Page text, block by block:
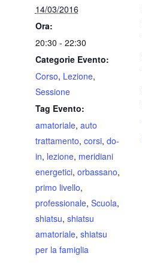
14/03/2016
Ora:
20:30 - 22:30
Categorie Evento:
Corso, Lezione,
Sessione
Tag Evento:
amatoriale, auto
trattamento, corsi, do-
in, lezione, meridiani
energetici, orbassano,
primo livello,
professionale, Scuola,
shiatsu, shiatsu
amatoriale, shiatsu
per la famiglia